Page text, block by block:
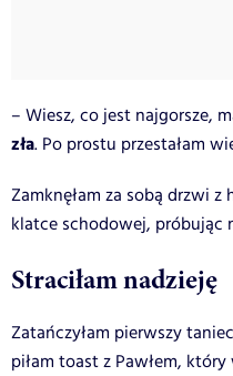
– Wiesz, co jest najgorsze,
zła. Po prostu przestałam
Zamknęłam za sobą drzwi z
klatce schodowej, próbując
Straciłam nadzieję
Zatańczyłam pierwszy
piłam toast z Pawłem,